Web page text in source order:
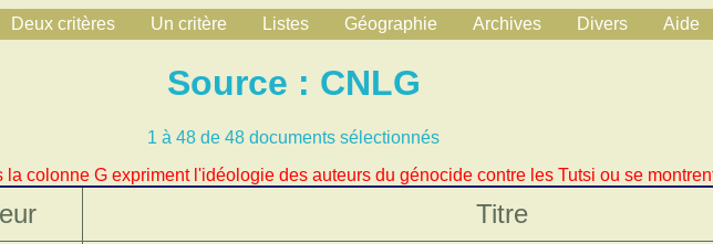
Deux critères Un critère Listes Géographie Archives Divers Aide
Source : CNLG
1 à 48 de 48 documents sélectionnés
colonne G expriment l'idéologie des auteurs du génocide contre les Tutsi ou se
Titre